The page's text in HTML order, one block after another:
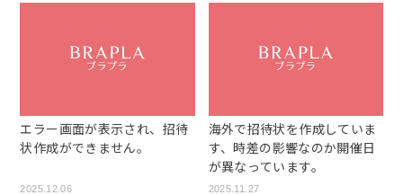
エラー画面が表示され、招待
状作成ができません。
2025.12.06
海外で招待状を作成していま
す、時差の影響なのか開催日
が異なっています。
2025.11.27